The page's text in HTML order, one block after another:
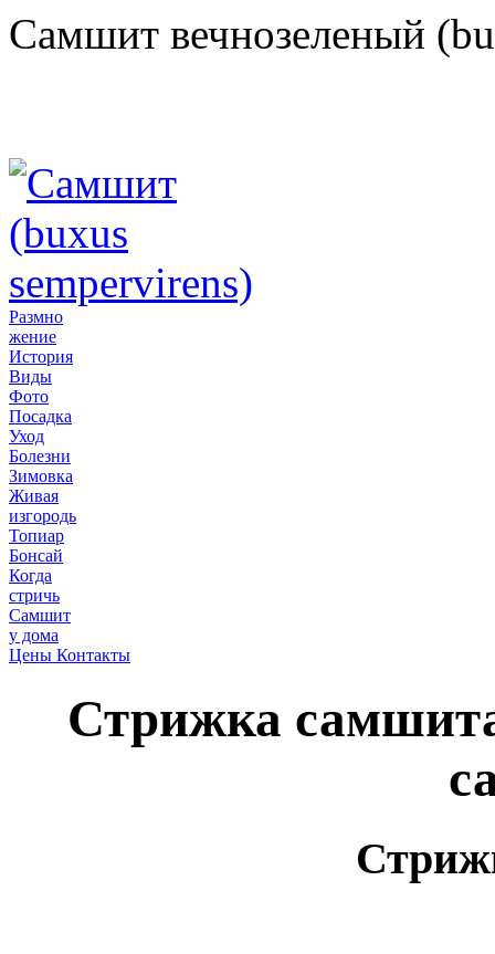
Самшит вечнозеленый
Размно
жение
История
Виды
Фото
Посадка
Уход
Болезни
Зимовка
Живая
изгородь
Топиар
Бонсай
Когда
стричь
Самшит
у дома
Цены Контакты
Стрижка